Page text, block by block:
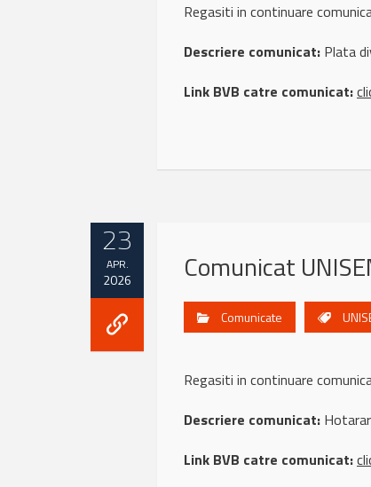
Regasiti in continuare
Descriere comunicat: Plata
Link BVB catre comunicat:
23
APR.
2026 Comunicat
Comunicate
Regasiti in continuare
Descriere comunicat:
Link BVB catre comunicat: